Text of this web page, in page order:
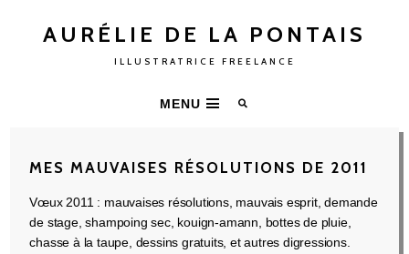
AURÉLIE DE LA PONTAIS
ILLUSTRATRICE FREELANCE
MENU
MES MAUVAISES RÉSOLUTIONS DE 2011
Vœux 2011 : mauvaises résolutions, mauvais esprit, demande
de stage, shampoing sec, kouign-amann, bottes de pluie,
chasse à la taupe, dessins gratuits, et autres digressions.